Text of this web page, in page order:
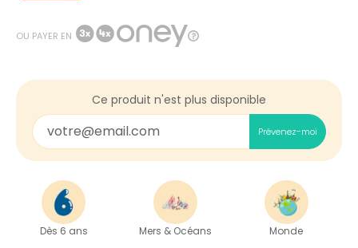
OU PAYER EN
Ce produit n'est plus disponible
Prévenez-moi
Dès 6 ans Mers & Océans Monde